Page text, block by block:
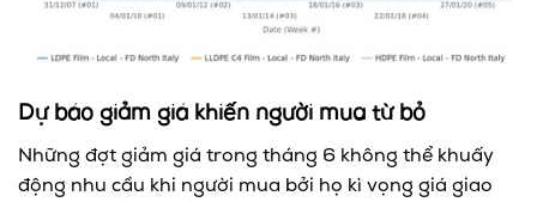
Dự báo giảm giá khiến người mua từ bỏ
Những đợt giảm giá trong tháng 6 không thể khuấy
động nhu cầu khi người mua bởi họ kì vọng giá giao